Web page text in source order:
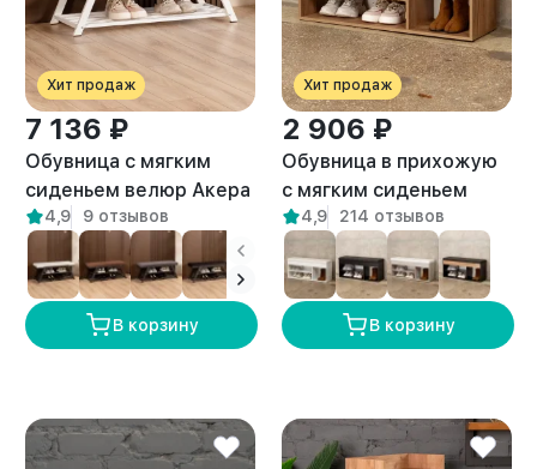
Хит продаж
7 136 ₽
Обувница с мягким
сиденьем велюр Акера
белый/белый
4,9 9 отзывов
В корзину
Хит продаж
2 906 ₽
Обувница в прихожую
с мягким сиденьем
Тиса амаретто/черный
4,9 214 отзывов
В корзину